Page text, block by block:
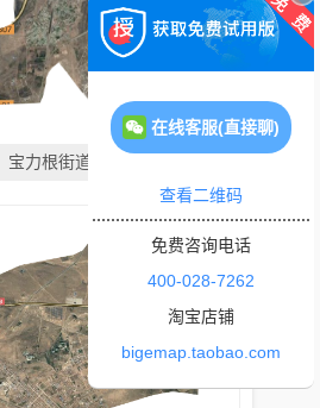
宝力根街道
在线客服(直接聊)
查看二维码
免费咨询电话
400-028-7262
淘宝店铺
bigemap.taobao.com